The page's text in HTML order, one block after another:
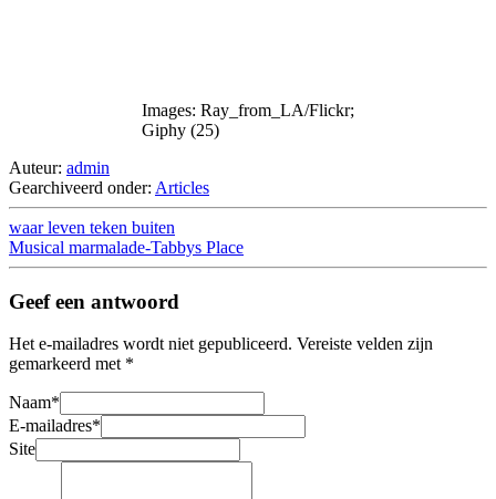
Images: Ray_from_LA/Flickr;
Giphy (25)
Auteur: admin
Gearchiveerd onder: Articles
waar leven teken buiten
Musical marmalade-Tabbys Place
Geef een antwoord
Het e-mailadres wordt niet gepubliceerd. Vereiste velden zijn
gemarkeerd met *
Naam*
E-mailadres*
Site